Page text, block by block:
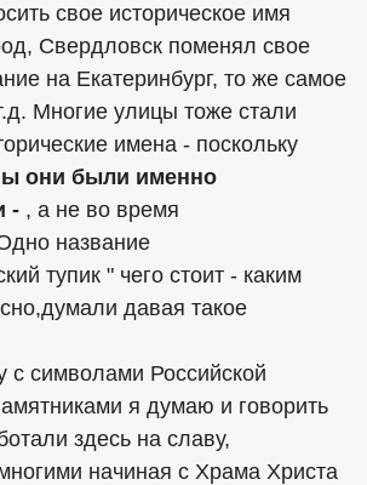
свое историческое имя
Свердловск поменял свое
на Екатеринбург, то же самое
Многие улицы тоже стали
имена - поскольку
они были именно
- , а не во время
название
тупик " чего стоит - каким
давая такое
с символами Российской
я думаю и говорить
здесь на славу,
начиная с Храма Христа